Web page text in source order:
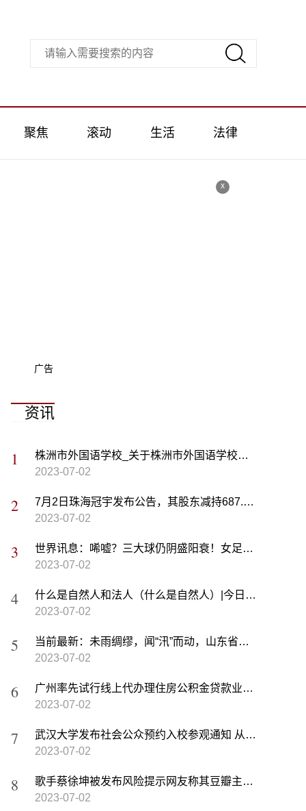
聚焦 滚动 生活 法律
x
广告
资讯
株洲市外国语学校_关于株洲市外国语学校概略|当前焦点
2023-07-02
7月2日珠海冠宇发布公告，其股东减持687.04万股|世界快播
2023-07-02
世界讯息：唏嘘？三大球仍阴盛阳衰！女足女篮亚洲杯夺冠，男足男篮4强不入
2023-07-02
什么是自然人和法人（什么是自然人）|今日精选
2023-07-02
当前最新：未雨绸缪，闻“汛”而动，山东省各地消防救援队伍筑牢防汛安全线
2023-07-02
广州率先试行线上代办理住房公积金贷款业务 进一步拓展办理渠道
2023-07-02
武汉大学发布社会公众预约入校参观通知 从7月8日起试运行
2023-07-02
歌手蔡徐坤被发布风险提示网友称其豆瓣主页作品被全都清空
2023-07-02